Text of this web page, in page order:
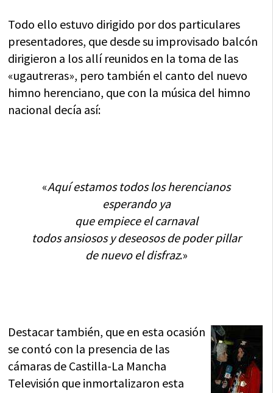
Todo ello estuvo dirigido por dos particulares
presentadores, que desde su improvisado balcón
dirigieron a los allí reunidos en la toma de las
«ugautreras», pero también el canto del nuevo
himno herenciano, que con la música del himno
nacional decía así:
«Aquí estamos todos los herencianos
esperando ya
que empiece el carnaval
todos ansiosos y deseosos de poder pillar
de nuevo el disfraz.»
Destacar también, que en esta ocasión
se contó con la presencia de las
cámaras de Castilla-La Mancha
Televisión que inmortalizaron esta